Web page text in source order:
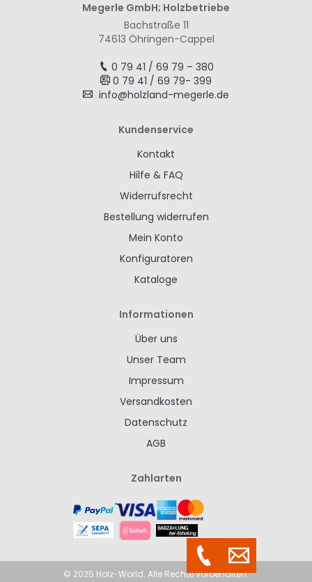
Megerle GmbH; Holzbetriebe
Bachstraße 11
74613 Öhringen-Cappel
0 79 41 / 69 79 – 380
0 79 41 / 69 79- 399
info@holzland-megerle.de
Kundenservice
Kontakt
Hilfe & FAQ
Widerrufsrecht
Bestellung widerrufen
Mein Konto
Konfiguratoren
Kataloge
Informationen
Über uns
Unser Team
Impressum
Versandkosten
Datenschutz
AGB
Zahlarten
© 2025 Holz-World. Alle Rechte vorbehalten.